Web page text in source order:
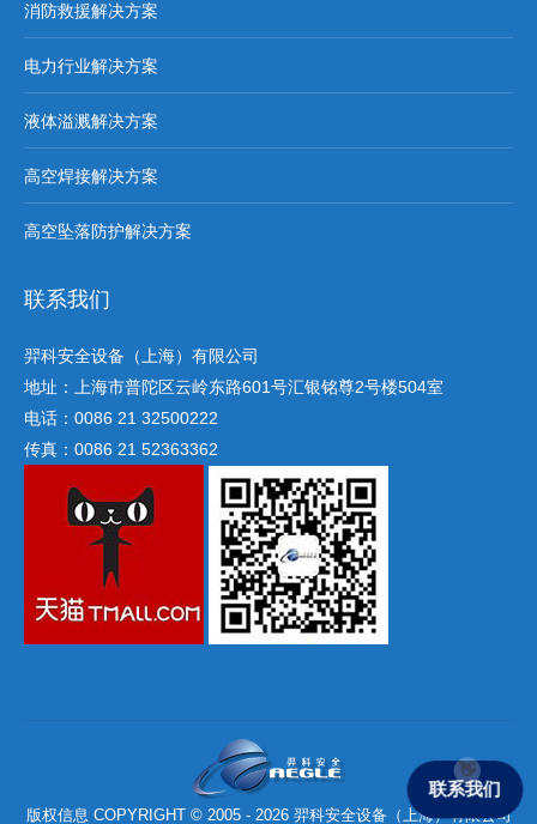
消防救援解决方案
电力行业解决方案
液体溢溅解决方案
高空焊接解决方案
高空坠落防护解决方案
联系我们
羿科安全设备（上海）有限公司
地址：上海市普陀区云岭东路601号汇银铭尊2号楼504室
电话：0086 21 32500222
传真：0086 21 52363362
版权信息 COPYRIGHT © 2005 - 2026 羿科安全设备（上海）有限公司
联系我们